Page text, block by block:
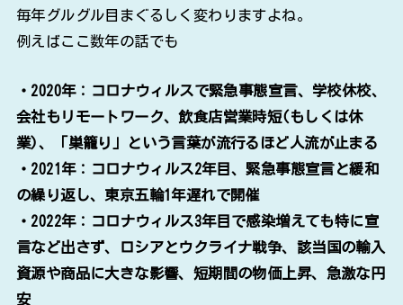
毎年グルグル目まぐるしく変わりますよね。
例えばここ数年の話でも
・2020年：コロナウィルスで緊急事態宣言、学校休校、
会社もリモートワーク、飲食店営業時短(もしくは休
業)、「巣籠り」という言葉が流行るほど人流が止まる
・2021年：コロナウィルス2年目、緊急事態宣言と緩和
の繰り返し、東京五輪1年遅れで開催
・2022年：コロナウィルス3年目で感染増えても特に宣
言など出さず、ロシアとウクライナ戦争、該当国の輸入
資源や商品に大きな影響、短期間の物価上昇、急激な円
安